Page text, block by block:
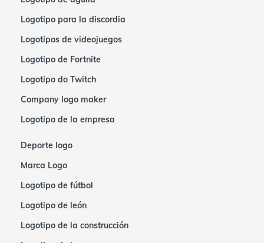
Logotipo para la discordia
Logotipos de videojuegos
Logotipo de Fortnite
Logotipo do Twitch
Company logo maker
Logotipo de la empresa
Deporte logo
Marca Logo
Logotipo de fútbol
Logotipo de león
Logotipo de la construcción